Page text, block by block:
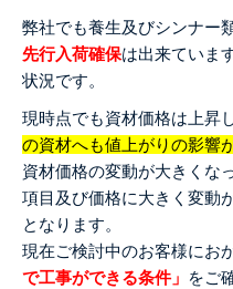
弊社でも養生及びシンナー
先行入荷確保は出来ていま
状況です。
現時点でも資材価格は上昇
の資材へも値上がりの影響
資材価格の変動が大きくな
項目及び価格に大きく変動
となります。
現在ご検討中のお客様にお
で工事ができる条件」 をご